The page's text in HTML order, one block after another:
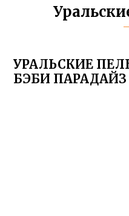
УРАЛЬСКИЕ
БЭБИ ПАРАДАЙЗ